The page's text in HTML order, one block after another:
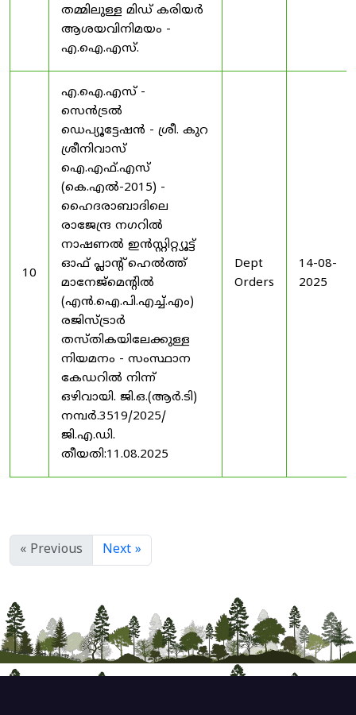
തമ്മിലുള്ള മിഡ് കരിയർ
ആശയവിനിമയം -
എ.ഐ.എസ്.
10
എ.ഐ.എസ് -
സെൻട്രൽ
ഡെപ്യൂട്ടേഷൻ - ശ്രീ. കുറ
ശ്രീനിവാസ്
ഐ.എഫ്.എസ്
(കെ.എൽ-2015) -
ഹൈദരാബാദിലെ
രാജേന്ദ്ര നഗറിൽ
നാഷണൽ ഇൻസ്റ്റിറ്റ്യൂട്ട്
ഓഫ് പ്ലാന്റ് ഹെൽത്ത്
മാനേജ്‌മെന്റിൽ
(എൻ.ഐ.പി.എച്ച്.എം)
രജിസ്ട്രാർ
തസ്തികയിലേക്കുള്ള
നിയമനം - സംസ്ഥാന
കേഡറിൽ നിന്ന്
ഒഴിവായി. ജി.ഒ.(ആർ.ടി)
നമ്പർ.3519/2025/
ജി.എ.ഡി.
തീയതി:11.08.2025
Dept
Orders
14-08-
2025
« Previous Next »